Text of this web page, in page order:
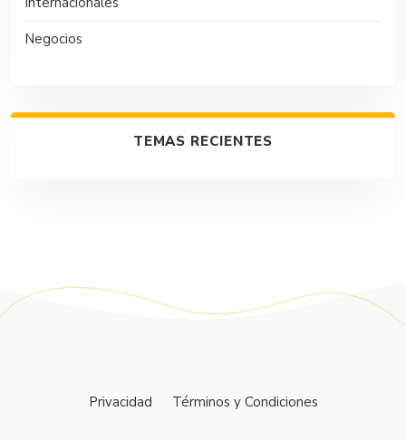
Negocios
TEMAS RECIENTES
Privacidad Términos y Condiciones